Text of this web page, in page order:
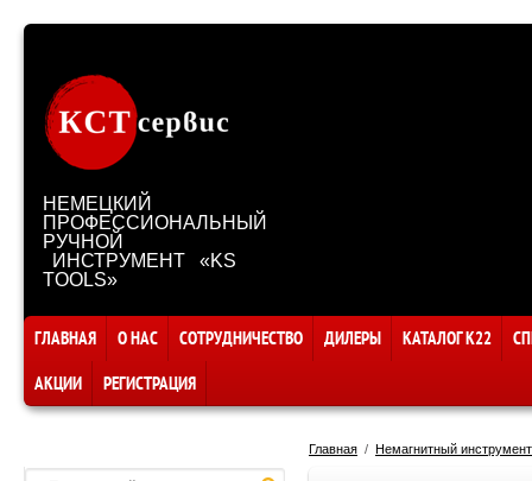
НЕМЕЦКИЙ
ПРОФЕССИОНАЛЬНЫЙ
РУЧНОЙ
ИНСТРУМЕНТ «KS
TOOLS»
ГЛАВНАЯ О НАС СОТРУДНИЧЕСТВО ДИЛЕРЫ КАТАЛОГ К22
АКЦИИ
РЕГИСТРАЦИЯ
Главная
  /
Немагнитный